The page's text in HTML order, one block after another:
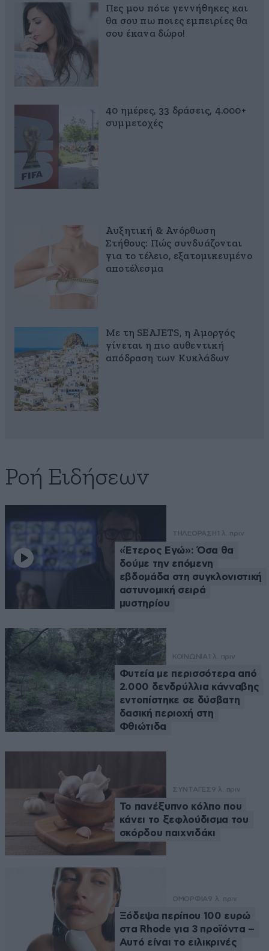
Πες μου πότε γεννήθηκες και
θα σου πω ποιες εμπειρίες θα
σου έκανα δώρο!
40 ημέρες, 33 δράσεις, 4.000+
συμμετοχές
Αυξητική & Ανόρθωση
Στήθους: Πώς συνδυάζονται
για το τέλειο, εξατομικευμένο
αποτέλεσμα
Με τη SEAJETS, η Αμοργός
γίνεται η πιο αυθεντική
απόδραση των Κυκλάδων
Ροή Ειδήσεων
ΤΗΛΕΟΡΑΣΗ 1 λ. πριν
«Έτερος Εγώ»: Όσα θα
δούμε την επόμενη
εβδομάδα στη συγκλονιστική
αστυνομική σειρά
μυστηρίου
ΚΟΙΝΩΝΙΑ 1 λ. πριν
Φυτεία με περισσότερα από
2.000 δενδρύλλια κάνναβης
εντοπίστηκε σε δύσβατη
δασική περιοχή στη
Φθιώτιδα
ΣΥΝΤΑΓΕΣ9 λ. πριν
Το πανέξυπνο κόλπο που
κάνει το ξεφλούδισμα του
σκόρδου παιχνιδάκι
ΟΜΟΡΦΙΑ9 λ. πριν
Ξόδεψα περίπου 100 ευρώ
στα Rhode για 3 προϊόντα –
Αυτό είναι το ειλικρινές